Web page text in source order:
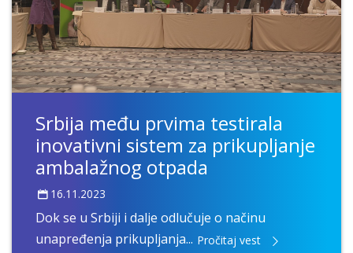
Srbija među prvima testirala
inovativni sistem za prikupljanje
ambalažnog otpada
16.11.2023
Dok se u Srbiji i dalje odlučuje o načinu
unapređenja prikupljanja... Pročitaj vest